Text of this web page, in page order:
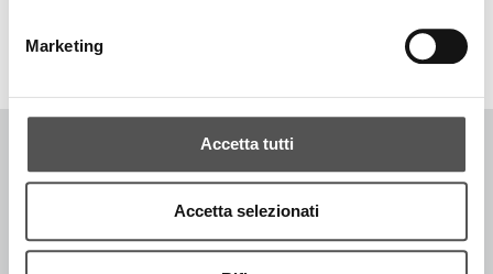
Marketing
Accetta tutti
Accetta selezionati
COPYRIGHT © 1996-2026 SIGLACOM - ALL RIGHTS RESERVED. - P.IVA